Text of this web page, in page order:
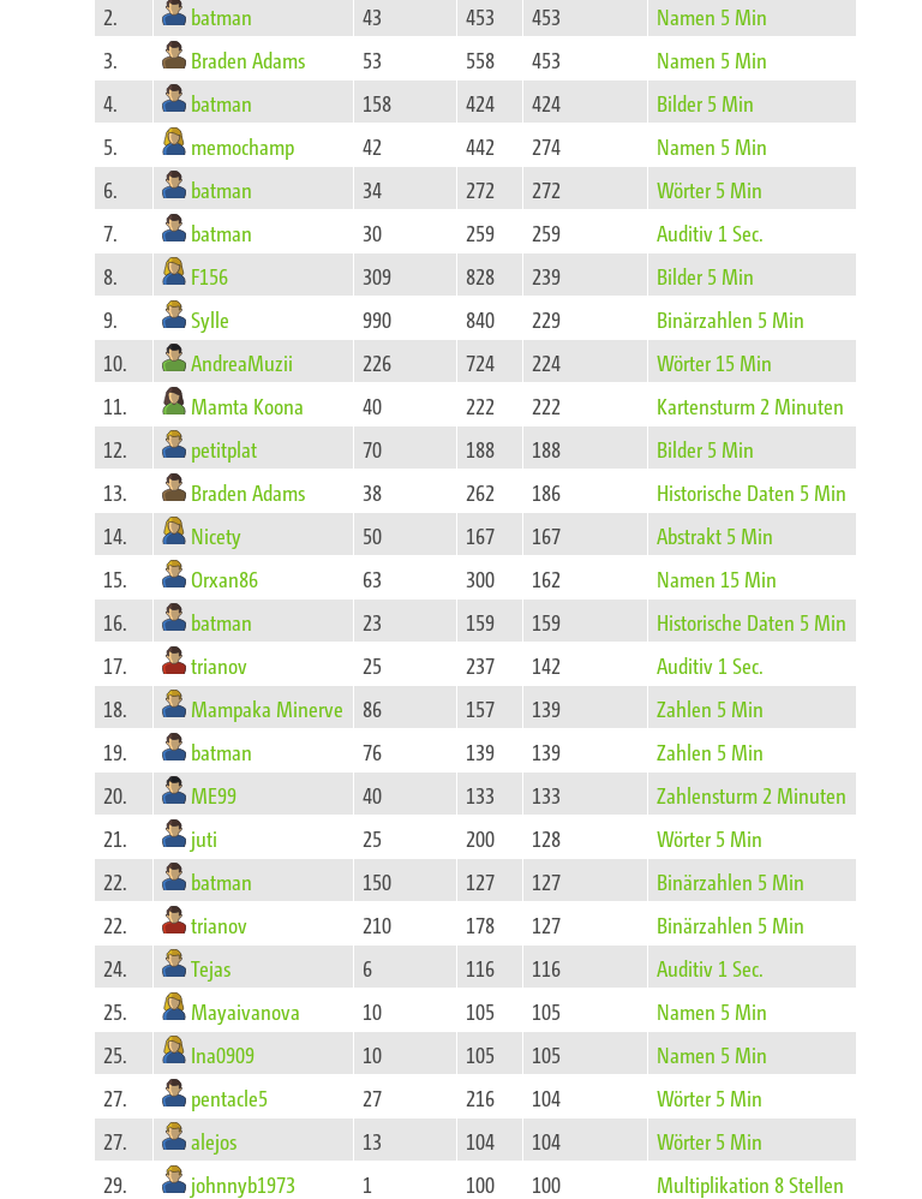
2.
batman 43 453 453
Namen 5 Min
3.
Braden Adams 53 558 453
Namen 5 Min
4.
batman 158 424 424
Bilder 5 Min
5.
memochamp 42 442 274
Namen 5 Min
6.
batman 34 272 272
Wörter 5 Min
7.
batman 30 259 259
Auditiv 1 Sec.
8.
F156 309 828 239
Bilder 5 Min
9.
Sylle 990 840 229
Binärzahlen 5 Min
10.
AndreaMuzii 226 724 224
Wörter 15 Min
11.
Mamta Koona 40 222 222
Kartensturm 2 Minuten
12.
petitplat 70 188 188
Bilder 5 Min
13.
Braden Adams 38 262 186
Historische Daten 5 Min
14.
Nicety 50 167 167
Abstrakt 5 Min
15.
Orxan86 63 300 162
Namen 15 Min
16.
batman 23 159 159
Historische Daten 5 Min
17.
trianov 25 237 142
Auditiv 1 Sec.
18.
Mampaka Minerve 86 157 139
Zahlen 5 Min
19.
batman 76 139 139
Zahlen 5 Min
20.
ME99 40 133 133
Zahlensturm 2 Minuten
21.
juti 25 200 128
Wörter 5 Min
22.
batman 150 127 127
Binärzahlen 5 Min
22.
trianov 210 178 127
Binärzahlen 5 Min
24.
Tejas 6 116 116
Auditiv 1 Sec.
25.
Mayaivanova 10 105 105
Namen 5 Min
25.
Ina0909 10 105 105
Namen 5 Min
27.
pentacle5 27 216 104
Wörter 5 Min
27.
alejos 13 104 104
Wörter 5 Min
29.
johnnyb1973 1 100 100
Multiplikation 8 Stellen